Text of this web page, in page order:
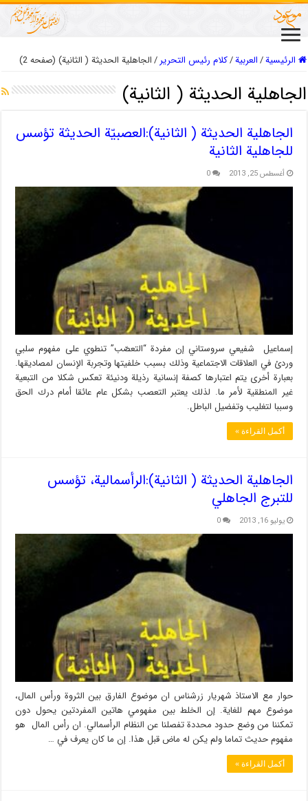
الرئيسية/العربیة/كلام رئيس التحرير/الجاهلية الحديثة ( الثانية) (صفحه 2)
الجاهلية الحديثة ( الثانية)
الجاهلية الحديثة ( الثانية):العصبيّة الحديثة تؤسس
للجاهلية الثانية
أغسطس 25, 2013 0
إسماعيل شفيعي سروستاني إن مفردة “التعصّب” تنطوي على مفهوم سلبي
وردئ في العلاقات الاجتماعية وذلك بسبب خلفيتها وتجربة الإنسان لمصاديقها.
بعبارة أخرى يتم اعتبارها كصفة إنسانية رذيلة ودنيئة تعكس شكلا من التبعية
غير المنطقية لأمر ما. لذلك يعتبر التعصب بشكل عام عائقا أمام درك الحق
وسببا لتغليب وتفضيل الباطل.
أكمل القراءة »
الجاهلية الحديثة ( الثانية):الرأسمالية، تؤسس
للتبرج الجاهلي
يوليو 16, 2013 0
حوار مع الاستاذ شهريار زرشناس ان موضوع الفارق بين الثروة ورأس المال،
موضوع مهم للغاية. إن الخلط بين مفهومي هاتين المفردتين يحول دون
تمكننا من وضع حدود محددة تفصلنا عن النظام الرأسمالي. ان رأس المال هو
مفهوم حديث تماما ولم يكن له ماض قبل هذا. إن ما كان يعرف في …
أكمل القراءة »